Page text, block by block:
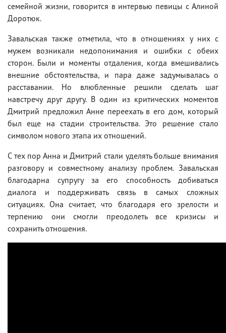
семейной жизни, говорится в интервью певицы с Алиной
Доротюк.
Завальская также отметила, что в отношениях у них с
мужем возникали недопонимания и ошибки с обеих
сторон. Были и моменты отдаления, когда вмешивались
внешние обстоятельства, и пара даже задумывалась о
расставании. Но влюбленные решили сделать шаг
навстречу друг другу. В один из критических моментов
Дмитрий предложил Анне переехать в его дом, который
был еще на стадии строительства. Это решение стало
символом нового этапа их отношений.
С тех пор Анна и Дмитрий стали уделять больше внимания
разговору и совместному анализу проблем. Завальская
благодарна супругу за его способность добиваться
диалога и поддерживать связь в самых сложных
ситуациях. Она считает, что благодаря его зрелости и
терпению они смогли преодолеть все кризисы и
сохранить отношения.